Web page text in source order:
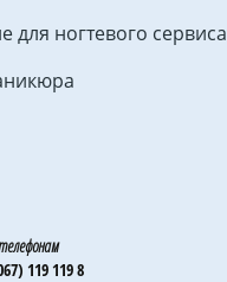
для ногтевого сервиса
119 119 8